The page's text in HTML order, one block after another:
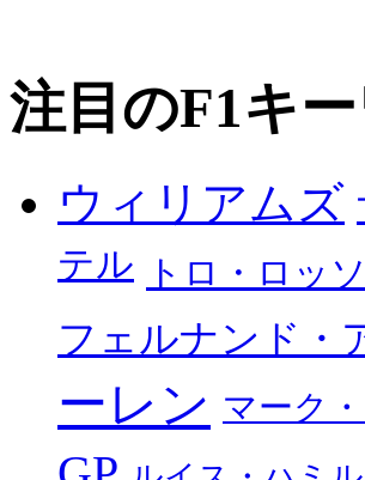
注目のF1キ
ウィリアムズ
テル トロ・ロッソ
フェルナンド・
ーレン マーク